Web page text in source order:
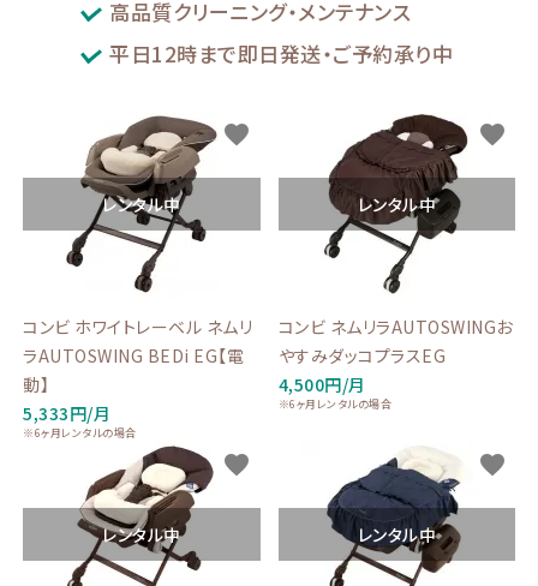
INFORMATIOM
お問い合わせ
特定商取引法表示
プライバシーポリシー
高品質クリーニング・メンテナンス
平日12時まで即日発送・ご予約承り中
レンタル中
コンビ ホワイトレーベル ネムリ
ラAUTOSWING BEDi EG【電
動】
5,333円/月
※6ヶ月レンタルの場合
favorite
レンタル中
コンビ ネムリラAUTOSWINGお
やすみダッコプラスEG
4,500円/月
※6ヶ月レンタルの場合
favorite
レンタル中
favorite
レンタル中
favorite